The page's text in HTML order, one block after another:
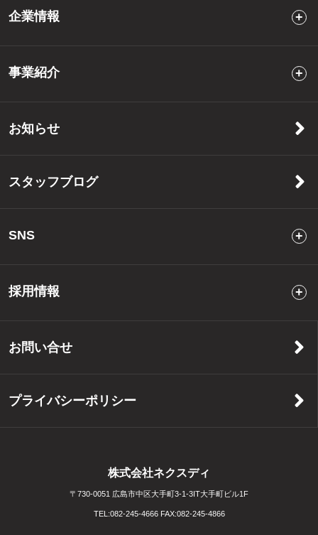
企業情報
事業紹介
お知らせ
スタッフブログ
SNS
採用情報
お問い合せ
プライバシーポリシー
株式会社ネクスディ
〒730-0051 広島市中区大手町3-1-3IT大手町ビル1F
TEL:082-245-4666FAX:082-245-4866